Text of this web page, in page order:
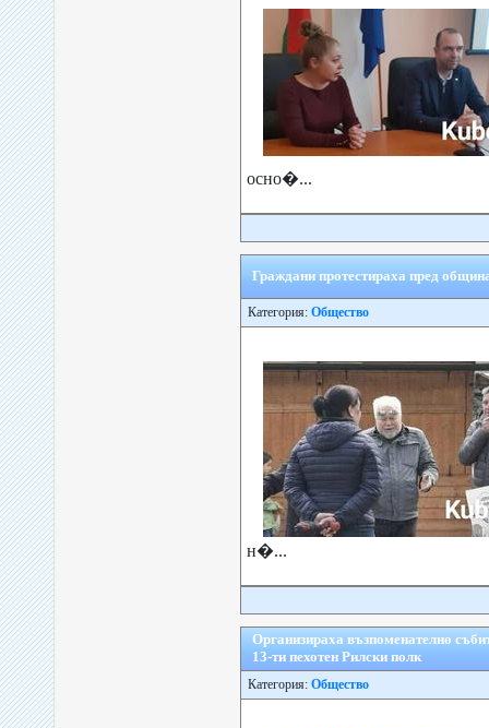
осно�...
Граждани протестираха пред
Категория: Общество
н�...
Организираха възпоменателно
13-ти пехотен Рилски полк
Категория: Общество